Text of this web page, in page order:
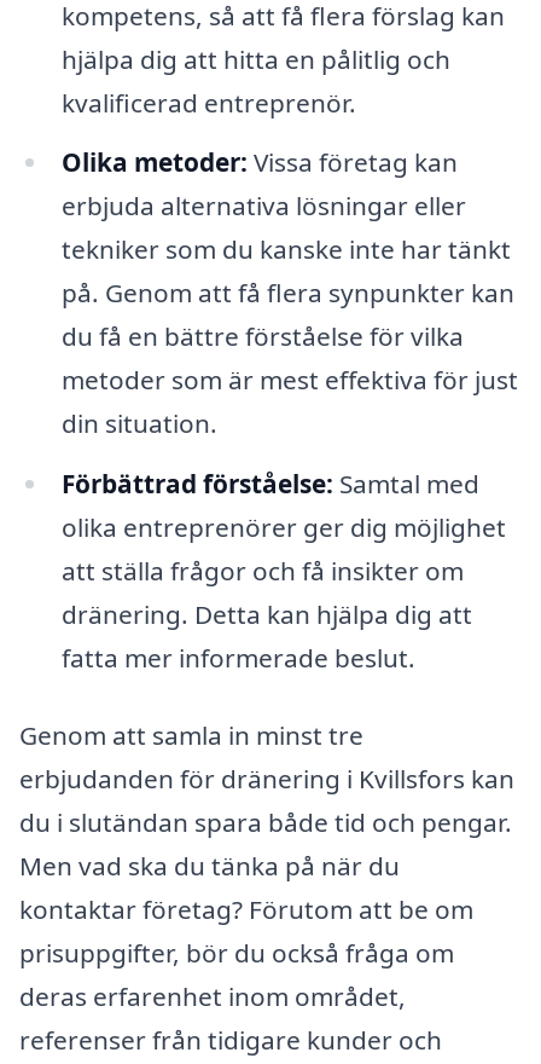
kompetens, så att få flera förslag kan
hjälpa dig att hitta en pålitlig och
kvalificerad entreprenör.
Olika metoder: Vissa företag kan
erbjuda alternativa lösningar eller
tekniker som du kanske inte har tänkt
på. Genom att få flera synpunkter kan
du få en bättre förståelse för vilka
metoder som är mest effektiva för just
din situation.
Förbättrad förståelse: Samtal med
olika entreprenörer ger dig möjlighet
att ställa frågor och få insikter om
dränering. Detta kan hjälpa dig att
fatta mer informerade beslut.
Genom att samla in minst tre
erbjudanden för dränering i Kvillsfors kan
du i slutändan spara både tid och pengar.
Men vad ska du tänka på när du
kontaktar företag? Förutom att be om
prisuppgifter, bör du också fråga om
deras erfarenhet inom området,
referenser från tidigare kunder och